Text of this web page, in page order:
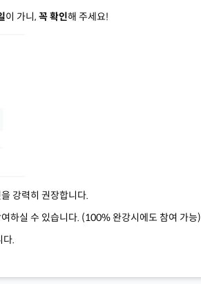
이 가니, 꼭 확인해 주세요!
강력히 권장합니다.
하실 수 있습니다. (100% 완강시에도 참여 가능)
다.